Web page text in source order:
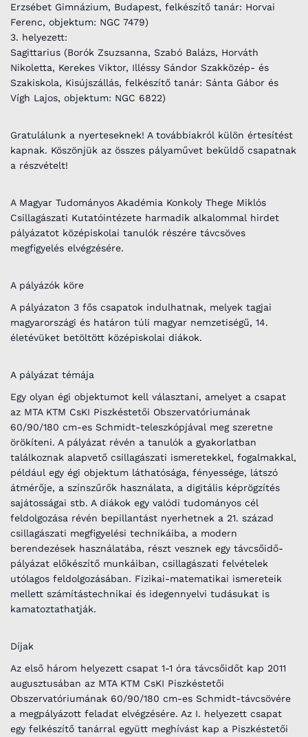
Erzsébet Gimnázium, Budapest, felkészítő tanár: Horvai
Ferenc, objektum: NGC 7479)
3. helyezett:
Sagittarius (Borók Zsuzsanna, Szabó Balázs, Horváth
Nikoletta, Kerekes Viktor, Illéssy Sándor Szakközép- és
Szakiskola, Kisújszállás, felkészítő tanár: Sánta Gábor és
Vígh Lajos, objektum: NGC 6822)
Gratulálunk a nyerteseknek! A továbbiakról külön értesítést
kapnak. Köszönjük az összes pályaművet beküldő csapatnak
a részvételt!
A Magyar Tudományos Akadémia Konkoly Thege Miklós
Csillagászati Kutatóintézete harmadik alkalommal hirdet
pályázatot középiskolai tanulók részére távcsöves
megfigyelés elvégzésére.
A pályázók köre
A pályázaton 3 fős csapatok indulhatnak, melyek tagjai
magyarországi és határon túli magyar nemzetiségű, 14.
életévüket betöltött középiskolai diákok.
A pályázat témája
Egy olyan égi objektumot kell választani, amelyet a csapat
az MTA KTM CsKI Piszkéstetői Obszervatóriumának
60/90/180 cm-es Schmidt-teleszkópjával meg szeretne
örökíteni. A pályázat révén a tanulók a gyakorlatban
találkoznak alapvető csillagászati ismeretekkel, fogalmakkal,
például egy égi objektum láthatósága, fényessége, látszó
átmérője, a színszűrők használata, a digitális képrögzítés
sajátosságai stb. A diákok egy valódi tudományos cél
feldolgozása révén bepillantást nyerhetnek a 21. század
csillagászati megfigyelési technikáiba, a modern
berendezések használatába, részt vesznek egy távcsőidő-
pályázat előkészítő munkáiban, csillagászati felvételek
utólagos feldolgozásában. Fizikai-matematikai ismereteik
mellett számítástechnikai és idegennyelvi tudásukat is
kamatoztathatják.
Díjak
Az első három helyezett csapat 1-1 óra távcsőidőt kap 2011
augusztusában az MTA KTM CsKI Piszkéstetői
Obszervatóriumának 60/90/180 cm-es Schmidt-távcsövére
a megpályázott feladat elvégzésére. Az I. helyezett csapat
egy felkészítő tanárral együtt meghívást kap a Piszkéstetői